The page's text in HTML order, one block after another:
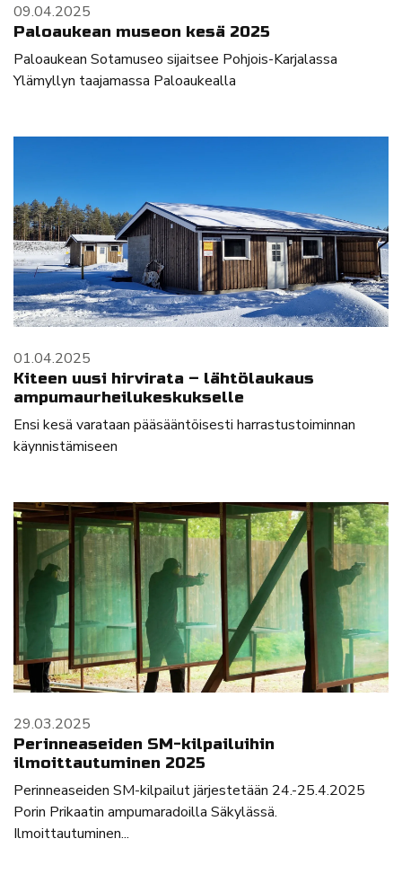
09.04.2025
Paloaukean museon kesä 2025
Paloaukean Sotamuseo sijaitsee Pohjois-Karjalassa
Ylämyllyn taajamassa Paloaukealla
01.04.2025
Kiteen uusi hirvirata – lähtölaukaus
ampumaurheilukeskukselle
Ensi kesä varataan pääsääntöisesti harrastustoiminnan
käynnistämiseen
29.03.2025
Perinneaseiden SM-kilpailuihin
ilmoittautuminen 2025
Perinneaseiden SM-kilpailut järjestetään 24.-25.4.2025
Porin Prikaatin ampumaradoilla Säkylässä.
Ilmoittautuminen...